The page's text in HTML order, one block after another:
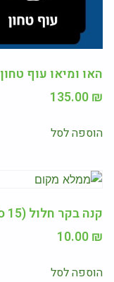
האו ומיאו עוף טחון
135.00₪
הוספה לסל
קנה בקר חלול (15 ס"מ)
10.00₪
הוספה לסל